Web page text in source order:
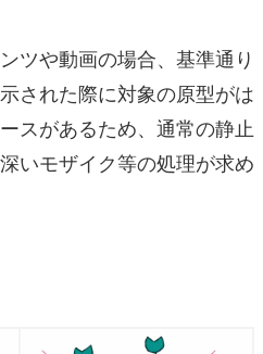
ツや動画の場合、基準通り
された際に対象の原型がは
スがあるため、通常の静止
いモザイク等の処理が求め